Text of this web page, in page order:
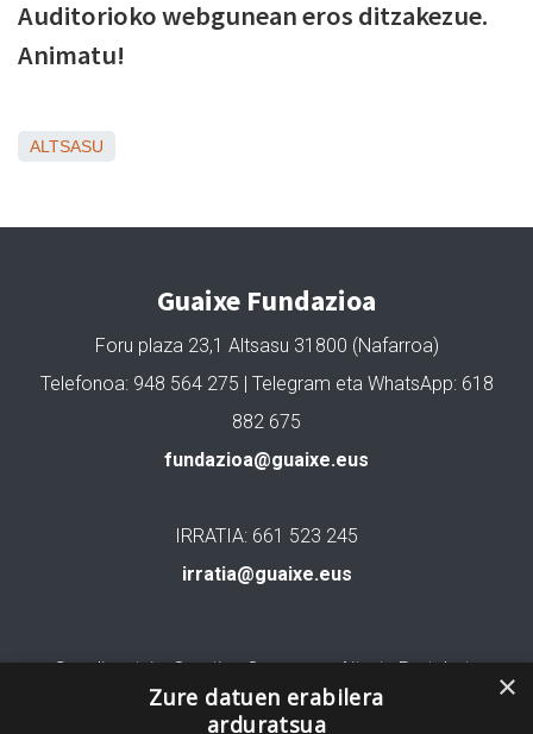
Auditorioko webgunean eros ditzakezue.
Animatu!
ALTSASU
Guaixe Fundazioa
Foru plaza 23,1 Altsasu 31800 (Nafarroa)
Telefonoa: 948 564 275 | Telegram eta WhatsApp: 618
882 675
fundazioa@guaixe.eus
IRRATIA: 661 523 245
irratia@guaixe.eus
Gure lizentzia: Creative Commons Aitortu Partekatu
Codesyntaxek garatua
×
Zure datuen erabilera
arduratsua